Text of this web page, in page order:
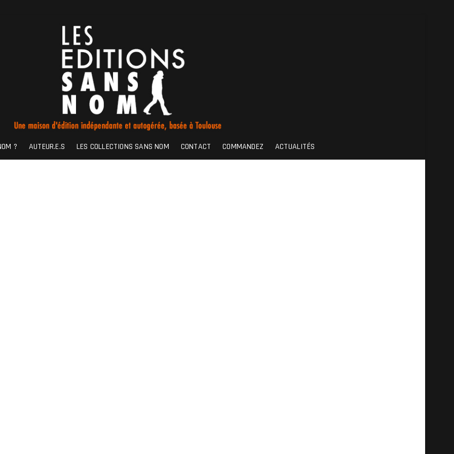
? AUTEUR.E.S LES COLLECTIONS SANS NOM CONTACT COMMANDEZ ACTUALITÉS